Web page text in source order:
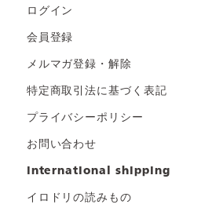
ログイン
会員登録
メルマガ登録・解除
特定商取引法に基づく表記
プライバシーポリシー
お問い合わせ
international shipping
イロドリの読みもの